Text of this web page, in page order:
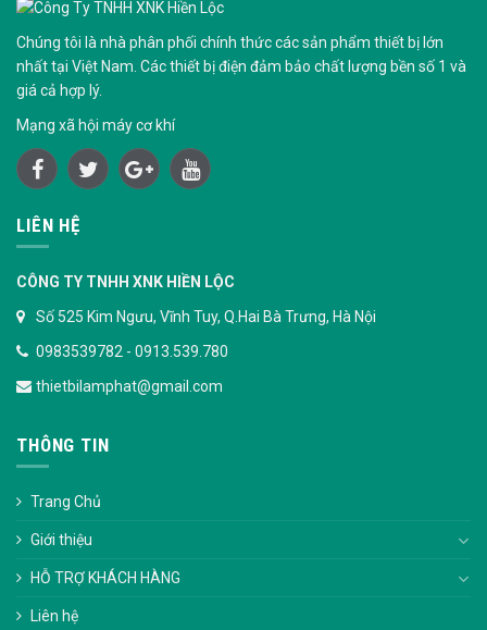
Chúng tôi là nhà phân phối chính thức các sản phẩm thiết bị lớn
nhất tại Việt Nam. Các thiết bị điện đảm bảo chất lượng bền số 1 và
giá cả hợp lý.
Mạng xã hội máy cơ khí
LIÊN HỆ
CÔNG TY TNHH XNK HIỀN LỘC
Số 525 Kim Ngưu, Vĩnh Tuy, Q.Hai Bà Trưng, Hà Nội
0983539782 - 0913.539.780
thietbilamphat@gmail.com
THÔNG TIN
Trang Chủ
Giới thiệu
HỖ TRỢ KHÁCH HÀNG
Liên hệ